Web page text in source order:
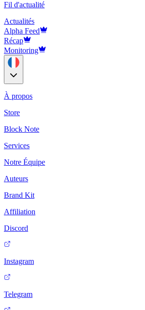
Fil d'actualité
Actualités
Alpha Feed
Récap
Monitoring
À propos
Store
Block Note
Services
Notre Équipe
Auteurs
Brand Kit
Affiliation
Discord
Instagram
Telegram